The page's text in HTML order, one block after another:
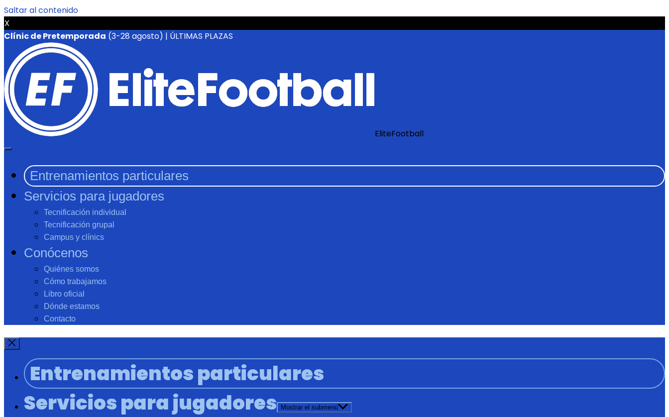
Saltar al contenido
X
Clínic de Pretemporada (3-28 agosto) | ÚLTIMAS PLAZAS
EliteFootball
Entrenamientos particulares
Servicios para jugadores
Tecnificación individual
Tecnificación grupal
Campus y clínics
Conócenos
Quiénes somos
Cómo trabajamos
Libro oficial
Dónde estamos
Contacto
Entrenamientos particulares
Servicios para jugadores
Mostrar el submenú